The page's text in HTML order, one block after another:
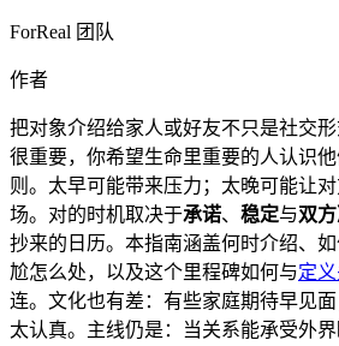
ForReal 团队
作者
把对象介绍给家人或好友不只是社交
很重要，你希望生命里重要的人认识
则。太早可能带来压力；太晚可能让
场。对的时机取决于承诺、 稳定与双
抄来的日历。本指南涵盖何时介绍、
尬怎么处，以及这个里程碑如何与定
连。文化也有差：有些家庭期待早见
太认真。主线仍是：当关系能承受外